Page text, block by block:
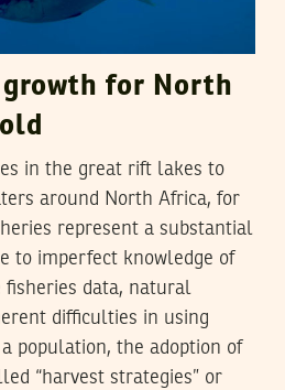
for North
in the great rift lakes to
around North Africa, for
represent a substantial
to imperfect knowledge of
fisheries data, natural
difficulties in using
population, the adoption of
“harvest strategies” or